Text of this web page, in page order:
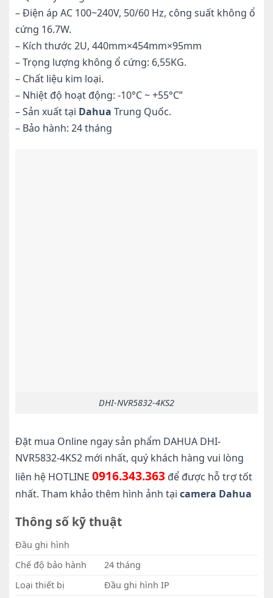
– Điện áp AC 100~240V, 50/60 Hz, công suất không ổ
cứng 16.7W.
– Kích thước 2U, 440mm×454mm×95mm
– Trọng lượng không ổ cứng: 6,55KG.
– Chất liệu kim loại.
– Nhiệt độ hoạt động: -10°C ~ +55°C”
– Sản xuất tại Dahua Trung Quốc.
– Bảo hành: 24 tháng
DHI-NVR5832-4KS2
Đặt mua Online ngay sản phẩm DAHUA DHI-
NVR5832-4KS2 mới nhất, quý khách hàng vui lòng
liên hệ HOTLINE 0916.343.363để được hỗ trợ tốt
nhất. Tham khảo thêm hình ảnh tại camera Dahua
Thông số kỹ thuật
Đầu ghi hình
Chế độ bảo hành
24 tháng
Loại thiết bị
Đầu ghi hình IP